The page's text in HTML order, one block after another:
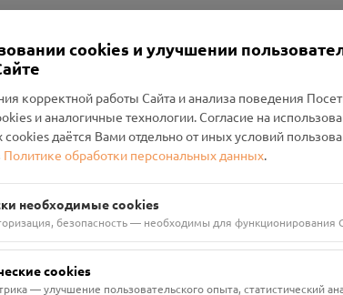
Проект Помним»
г. Рудня, улица Западная, д. 26А, пом. 18
cookies и улучшении
корректной работы Сайта и анализа поведения
и аналогичные технологии. Согласие на
cookies даётся Вами отдельно от иных условий
Политике обработки персональных данных.
необходимые cookies
безопасность — необходимы для функционирования
cookies
— улучшение пользовательского опыта, статистический